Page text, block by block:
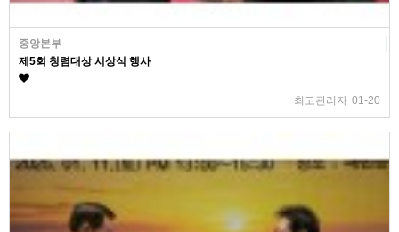
중앙본부
제5회 청렴대상 시상식 행사
최고관리자 01-20